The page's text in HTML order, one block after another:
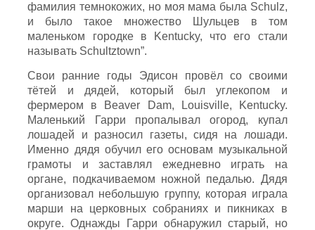
фамилия темнокожих, но моя мама была Schulz,
и было такое множество Шульцев в том
маленьком городке в Kentucky, что его стали
называть Schultztown”.
Свои ранние годы Эдисон провёл со своими
тётей и дядей, который был углекопом и
фермером в Beaver Dam, Louisville, Kentucky.
Маленький Гарри пропалывал огород, купал
лошадей и разносил газеты, сидя на лошади.
Именно дядя обучил его основам музыкальной
грамоты и заставлял ежедневно играть на
органе, подкачиваемом ножной педалью. Дядя
организовал небольшую группу, которая играла
марши на церковных собраниях и пикниках в
округе. Однажды Гарри обнаружил старый, но